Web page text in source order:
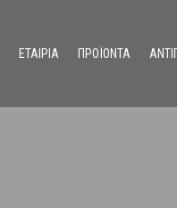
ΕΤΑΙΡΙΑ ΠΡΟΪΟΝΤΑ